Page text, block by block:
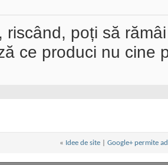
riscând, poți să
ce produci nu cine
« Idee de site| Google+ permite